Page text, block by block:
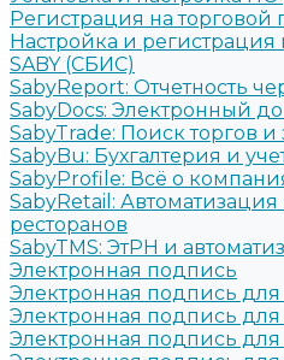
Регистрация на торговой
Настройка и
SABY (СБИС)
SabyReport: Отчетность
SabyDocs: Электронный
SabyTrade: Поиск торгов и
SabyBu: Бухгалтерия и
SabyProfile: Всё о
SabyRetail:
ресторанов
SabyTMS: ЭтРН и
Электронная подпись
Электронная подпись
Электронная подпись
Электронная подпись для